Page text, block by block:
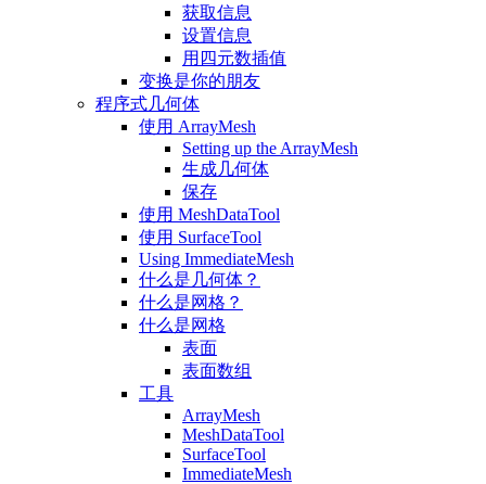
获取信息
设置信息
用四元数插值
变换是你的朋友
程序式几何体
使用 ArrayMesh
Setting up the ArrayMesh
生成几何体
保存
使用 MeshDataTool
使用 SurfaceTool
Using ImmediateMesh
什么是几何体？
什么是网格？
什么是网格
表面
表面数组
工具
ArrayMesh
MeshDataTool
SurfaceTool
ImmediateMesh